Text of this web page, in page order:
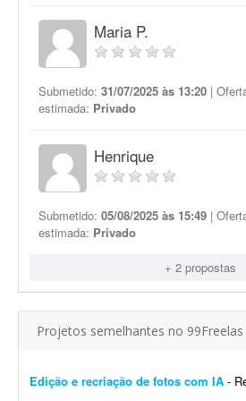
Maria P.
Submetido: 31/07/2025 às 13:20 |
estimada: Privado
Henrique
Submetido: 05/08/2025 às 15:49 |
estimada: Privado
+ 2 propostas
Projetos semelhantes no 99Freelas
Edição e recriação de fotos com IA - Realizar a edição